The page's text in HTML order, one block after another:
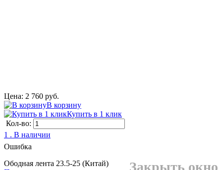
Цена: 2 760 руб.
В корзину
Купить в 1 клик
Кол-во:
1 . В наличии
Ошибка
Закрыть окно
Ободная лента 23.5-25 (Китай)